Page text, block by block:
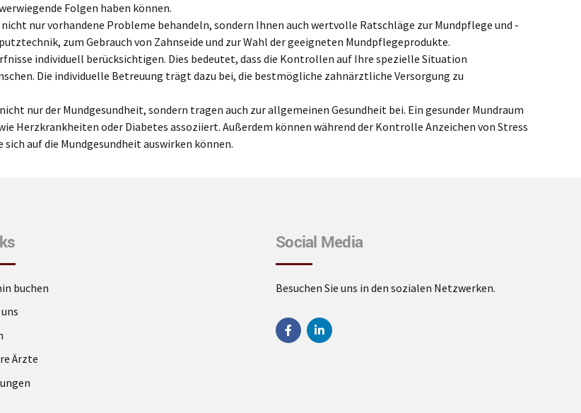
Folgen haben können.
nur vorhandene Probleme behandeln, sondern Ihnen auch wertvolle Ratschläge zur Mundpflege und -
zum Gebrauch von Zahnseide und zur Wahl der geeigneten Mundpflegeprodukte.
individuell berücksichtigen. Dies bedeutet, dass die Kontrollen auf Ihre spezielle Situation
Die individuelle Betreuung trägt dazu bei, die bestmögliche zahnärztliche Versorgung zu
nur der Mundgesundheit, sondern tragen auch zur allgemeinen Gesundheit bei. Ein gesunder Mundraum
Herzkrankheiten oder Diabetes assoziiert. Außerdem können während der Kontrolle Anzeichen von Stress
auf die Mundgesundheit auswirken können.
buchen
Ärzte
Social Media
Besuchen Sie uns in den sozialen Netzwerken.